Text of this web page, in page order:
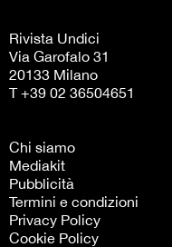
Rivista Undici
Via Garofalo 31
20133 Milano
T +39 02 36504651
Chi siamo
Mediakit
Pubblicità
Termini e condizioni
Privacy Policy
Cookie Policy